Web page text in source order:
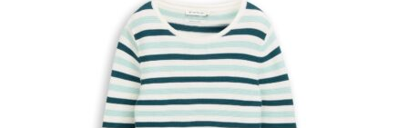
auf.
Die
Optionen
können
auf
der
Produktseite